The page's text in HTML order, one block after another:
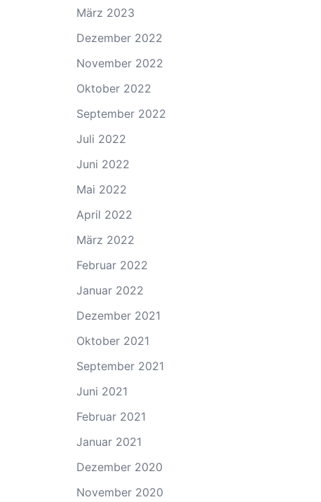
März 2023
Dezember 2022
November 2022
Oktober 2022
September 2022
Juli 2022
Juni 2022
Mai 2022
April 2022
März 2022
Februar 2022
Januar 2022
Dezember 2021
Oktober 2021
September 2021
Juni 2021
Februar 2021
Januar 2021
Dezember 2020
November 2020